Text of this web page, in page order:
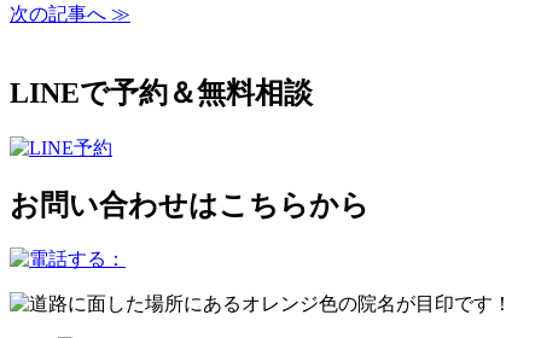
次の記事へ ≫
LINEで予約＆無料相談
お問い合わせはこちらから